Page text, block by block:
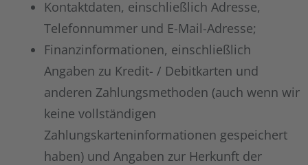
Kontaktdaten, einschließlich Adresse,
Telefonnummer und E-Mail-Adresse;
Finanzinformationen, einschließlich
Angaben zu Kredit- / Debitkarten und
anderen Zahlungsmethoden (auch wenn wir
keine vollständigen
Zahlungskarteninformationen gespeichert
haben) und Angaben zur Herkunft der